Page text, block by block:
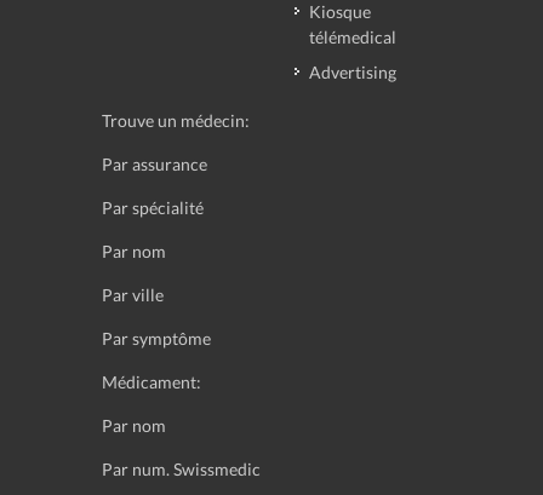
Kiosque
télémedical
Advertising
Trouve un médecin:
Par assurance
Par spécialité
Par nom
Par ville
Par symptôme
Médicament:
Par nom
Par num. Swissmedic